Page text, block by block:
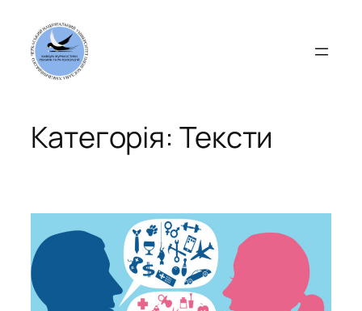
вмісту
Категорія: Тексти